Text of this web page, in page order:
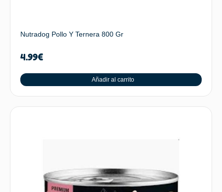
Nutradog Pollo Y Ternera 800 Gr
4.99€
Añadir al carrito